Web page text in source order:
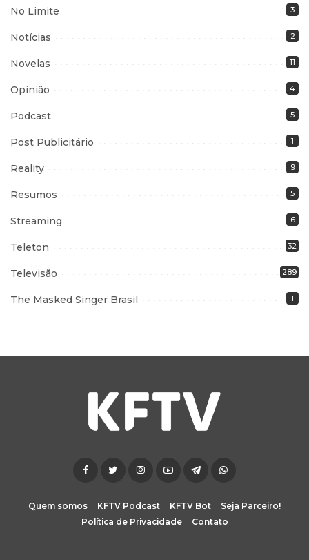
No Limite 3
Notícias 2
Novelas 11
Opinião 4
Podcast 5
Post Publicitário 1
Reality 9
Resumos 5
Streaming 6
Teleton 32
Televisão 289
The Masked Singer Brasil 1
Quem somos KFTV Podcast KFTV Bot
Seja Parceiro!
Política de Privacidade
Contato